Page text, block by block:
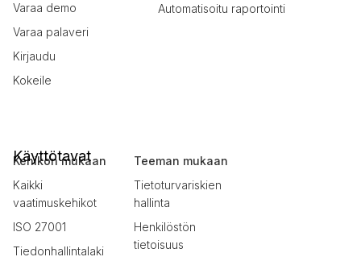
Varaa demo
Varaa palaveri
Kirjaudu
Kokeile
Automatisoitu raportointi
Käyttötavat
Kehikon mukaan
Kaikki
vaatimuskehikot
ISO 27001
Tiedonhallintalaki
Teeman mukaan
Tietoturvariskien
hallinta
Henkilöstön
tietoisuus